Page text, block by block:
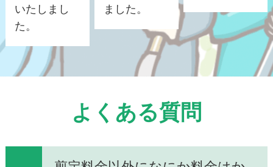
いたしまし
た。
ました。
よくある質問